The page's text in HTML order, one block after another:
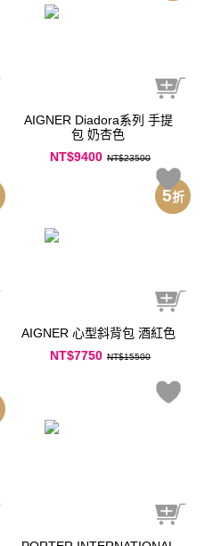
AIGNER Diadora系列 手提
包 奶杏色
NT$9400 NT$23500
AIGNER 心型斜背包 酒紅色
NT$7750 NT$15500
5折